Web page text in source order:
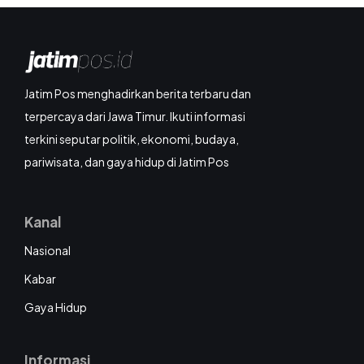
Jatim Pos menghadirkan berita terbaru dan
terpercaya dari Jawa Timur. Ikuti informasi
terkini seputar politik, ekonomi, budaya,
pariwisata, dan gaya hidup di Jatim Pos
Kanal
Nasional
Kabar
Gaya Hidup
Informasi